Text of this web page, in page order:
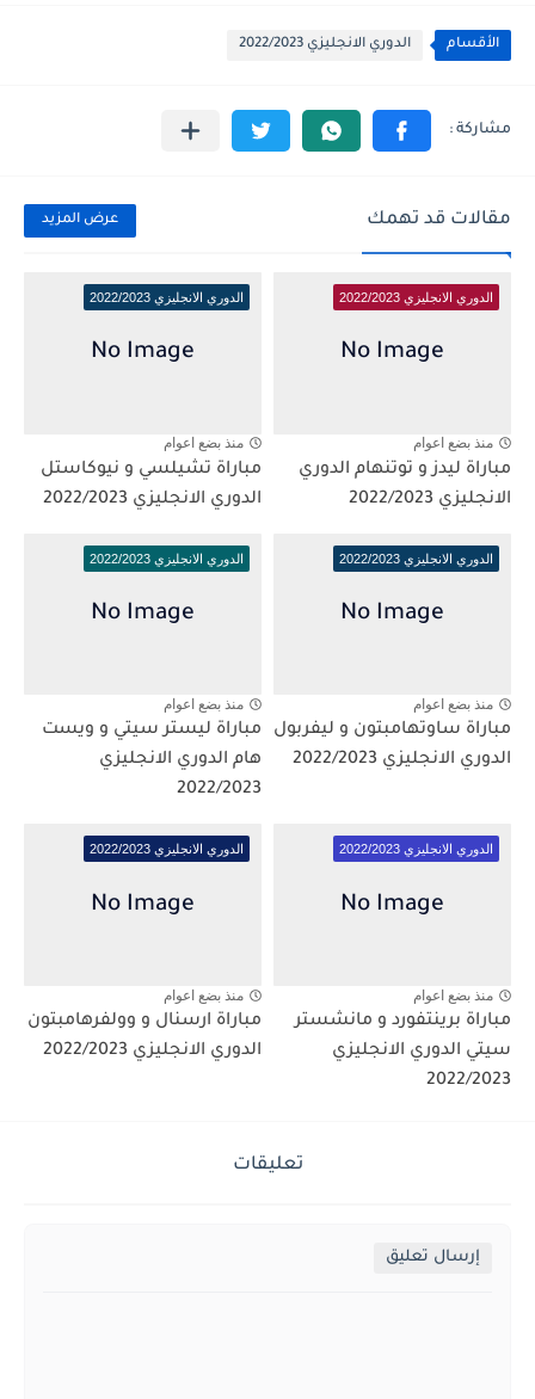
الأقسام الدوري الانجليزي 2022/2023
مقالات قد تهمك عرض المزيد
الدوري الانجليزي 2022/2023
منذ بضع اعوام
مباراة ليدز و توتنهام الدوري
الانجليزي 2022/2023
الدوري الانجليزي 2022/2023
منذ بضع اعوام
مباراة تشيلسي و نيوكاستل
الدوري الانجليزي 2022/2023
الدوري الانجليزي 2022/2023
منذ بضع اعوام
مباراة ساوتهامبتون و ليفربول
الدوري الانجليزي 2022/2023
الدوري الانجليزي 2022/2023
منذ بضع اعوام
مباراة ليستر سيتي و ويست
هام الدوري الانجليزي
2022/2023
الدوري الانجليزي 2022/2023
منذ بضع اعوام
مباراة برينتفورد و مانشستر
سيتي الدوري الانجليزي
2022/2023
الدوري الانجليزي 2022/2023
منذ بضع اعوام
مباراة ارسنال و وولفرهامبتون
الدوري الانجليزي 2022/2023
تعليقات
إرسال تعليق